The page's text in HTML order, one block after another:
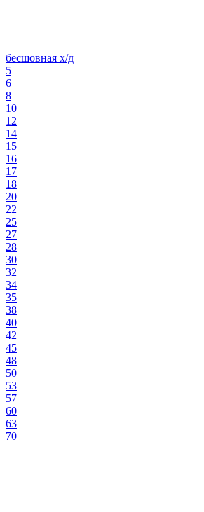
бесшовная х/д
5
6
8
10
12
14
15
16
17
18
20
22
25
27
28
30
32
34
35
38
40
42
45
48
50
53
57
60
63
70